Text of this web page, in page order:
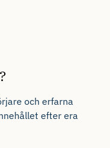
och erfarna
efter era